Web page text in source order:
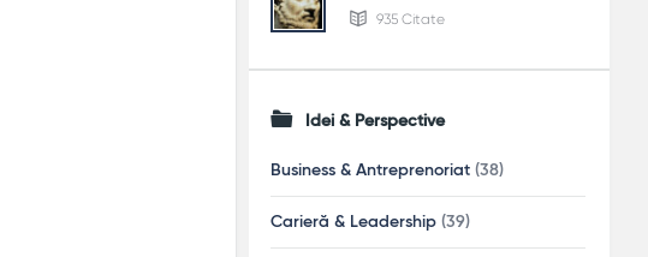
935 Citate
Idei & Perspective
Business & Antreprenoriat (38)
Carieră & Leadership (39)